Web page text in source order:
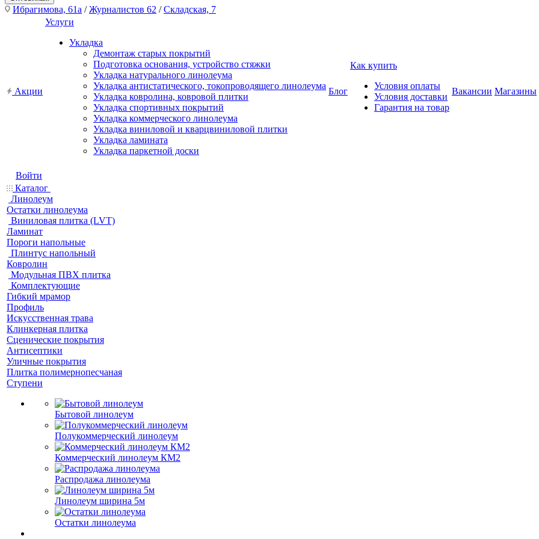
Ибрагимова, 61а /Журналистов 62 /Складская, 7
Акции
Услуги
Укладка
Демонтаж старых покрытий
Подготовка основания, устройство стяжки
Укладка натурального линолеума
Укладка антистатического, токопроводящего линолеума
Укладка ковролина, ковровой плитки
Укладка спортивных покрытий
Укладка коммерческого линолеума
Укладка виниловой и кварцвиниловой плитки
Укладка ламината
Укладка паркетной доски
Блог
Как купить
Условия оплаты
Условия доставки
Гарантия на товар
Вакансии Магазины
Войти
Каталог
Линолеум
Остатки линолеума
Виниловая плитка (LVT)
Ламинат
Пороги напольные
Плинтус напольный
Ковролин
Модульная ПВХ плитка
Комплектующие
Гибкий мрамор
Профиль
Искусственная трава
Клинкерная плитка
Сценические покрытия
Антисептики
Уличные покрытия
Плитка полимернопесчаная
Ступени
Бытовой линолеум
Полукоммерческий линолеум
Коммерческий линолеум КМ2
Распродажа линолеума
Линолеум ширина 5м
Остатки линолеума